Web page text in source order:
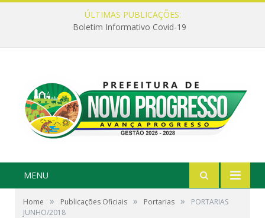
ÚLTIMAS PUBLICAÇÕES:
Boletim Informativo Covid-19
MENU
Home » Publicações Oficiais » Portarias »
PORTARIAS
JUNHO/2018